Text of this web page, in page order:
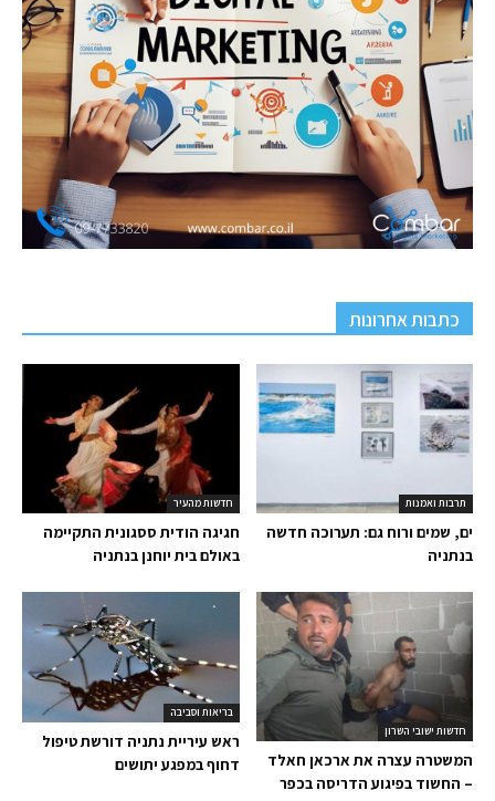
כתבות אחרונות
חדשות מהעיר
חגיגה הודית ססגונית התקיימה
באולם בית יוחנן בנתניה
תרבות ואמנות
ים, שמים ורוח גם: תערוכה חדשה
בנתניה
בריאות וסביבה
ראש עיריית נתניה דורשת טיפול
דחוף במפגע יתושים
חדשות ישובי השרון
המשטרה עצרה את ארכאן חאלד
– החשוד בפיגוע הדריסה בכפר